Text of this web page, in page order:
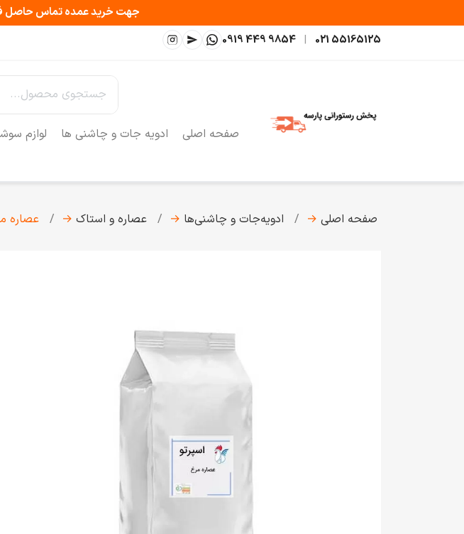
جهت خرید عمده تماس حاصل
021 55165125
|
0919 449 9854
صفحه اصلی ادویه جات و چاشنی ها لوازم
صفحه اصلی → ادویه‌جات و چاشنی‌ها → عصاره و استاک → عصاره مرغ